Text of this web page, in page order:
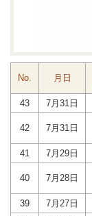
No. 月日
43 7月31日
42 7月31日
41 7月29日
40 7月28日
39 7月27日